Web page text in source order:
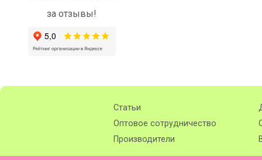
за отзывы!
Статьи
Оптовое сотрудничество
Производители